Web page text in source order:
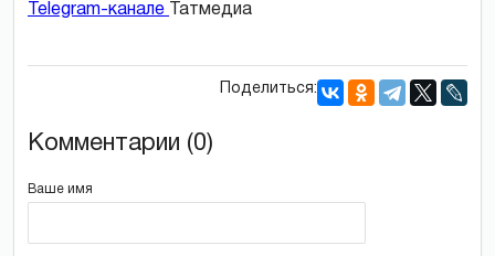
Telegram-канале
Татмедиа
Поделиться:
Комментарии (0)
Ваше имя